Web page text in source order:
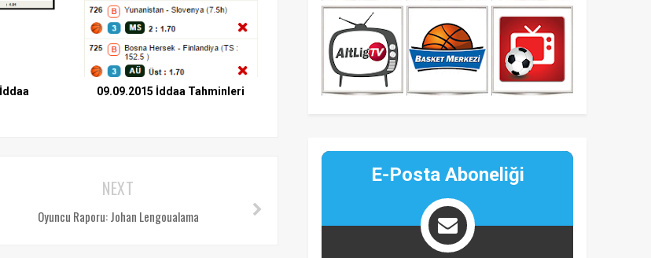
09.09.2015 İddaa Tahminleri
NEXT
Oyuncu Raporu: Johan Lengoualama
E-Posta Aboneliği